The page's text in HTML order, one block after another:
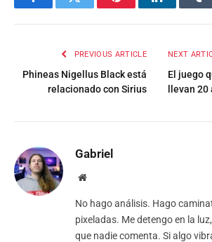
FacebookTwitter PinterestLinkedIn
PREVIOUS ARTICLE
Phineas Nigellus Black está
relacionado con Sirius
NEXT
El juego
llevan
Gabriel
Website
No hago análisis. Hago
pixeladas. Me detengo en la
que nadie comenta. Si algo